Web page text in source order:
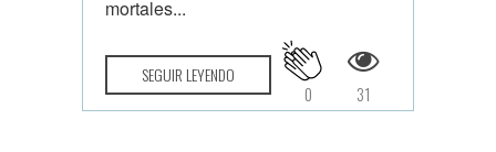
mortales...
SEGUIR LEYENDO
31
0